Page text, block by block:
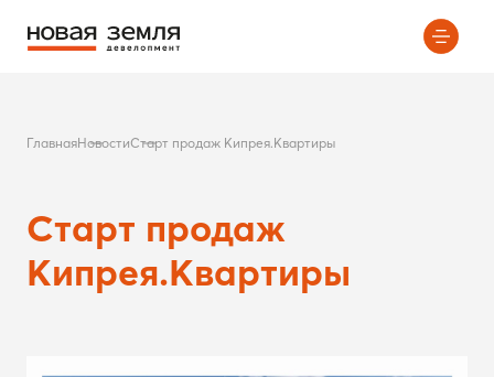
ГлавнаяНовостиСтарт продаж Кипрея.Квартиры
Старт продаж
Кипрея.Квартиры